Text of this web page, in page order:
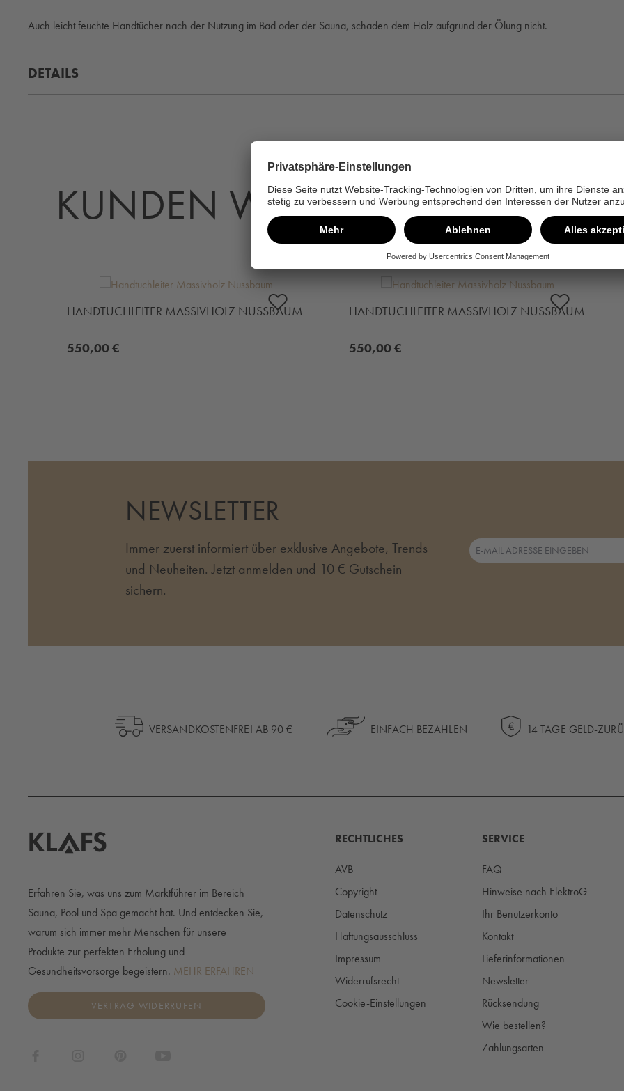
Auch leicht feuchte Handtücher nach der Nutzung im Bad oder der Sauna, schaden dem Holz aufgrund der Ölung nicht.
DETAILS
KUNDEN WÄHLTEN AUCH
HANDTUCHLEITER MASSIVHOLZ NUSSBAUM
550,00 €
HANDTUCHLEITER MASSIVHOLZ NUSSBAUM
550,00 €
NEWSLETTER
Immer zuerst informiert über exklusive Angebote, Trends
und Neuheiten. Jetzt anmelden und 10 € Gutschein
sichern.
VERSANDKOSTENFREI AB 90 € EINFACH BEZAHLEN 14 TAGE GELD-
Erfahren Sie, was uns zum Marktführer im Bereich
Sauna, Pool und Spa gemacht hat. Und entdecken Sie,
warum sich immer mehr Menschen für unsere
Produkte zur perfekten Erholung und
Gesundheitsvorsorge begeistern. MEHR ERFAHREN
VERTRAG WIDERRUFEN
RECHTLICHES
AVB
Copyright
Datenschutz
Haftungsausschluss
Impressum
Widerrufsrecht
Cookie-Einstellungen
SERVICE
FAQ
Hinweise nach ElektroG
Ihr Benutzerkonto
Kontakt
Lieferinformationen
Newsletter
Rücksendung
Wie bestellen?
Zahlungsarten